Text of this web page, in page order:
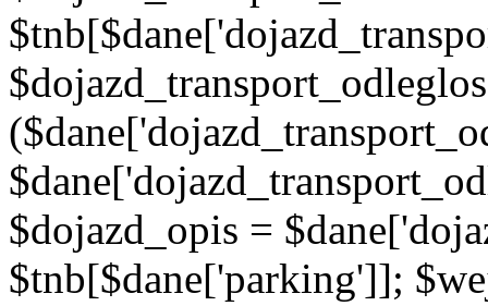
$dojazd_opis =
$tnb[$dane['parking']];